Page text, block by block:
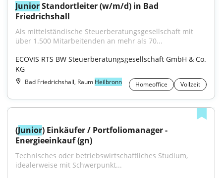
Junior Standortleiter (w/m/d) in Bad
Friedrichshall
Als mittelständische Steuerberatungsgesellschaft mit
über 1.500 Mitarbeitenden an mehr als 70...
ECOVIS RTS BW Steuerberatungsgesellschaft GmbH & Co.
KG
Bad Friedrichshall, Raum Heilbronn Homeoffice Vollzeit
(Junior) Einkäufer / Portfoliomanager -
Energieeinkauf (gn)
Technisches oder betriebswirtschaftliches Studium,
idealerweise mit Schwerpunkt...